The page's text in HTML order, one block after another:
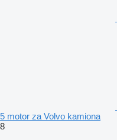
5 motor za Volvo kamiona
8